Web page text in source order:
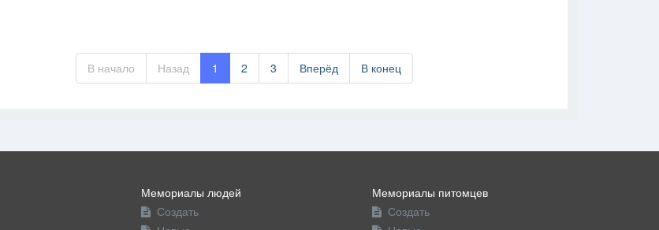
В начало Назад 1 2 3 Вперёд В конец
Мемориалы людей
Создать
Мемориалы питомцев
Создать